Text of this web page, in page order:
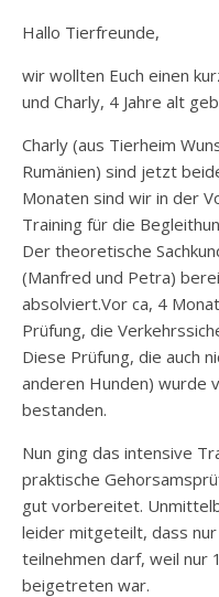
Hallo Tierfreunde,
wir wollten Euch einen
und Charly, 4 Jahre alt
Charly (aus Tierheim
Rumänien) sind jetzt
Monaten sind wir in der
Training für die
Der theoretische
(Manfred und Petra)
absolviert.Vor ca, 4
Prüfung, die
Diese Prüfung, die auch
anderen Hunden) wurde
bestanden.
Nun ging das intensive
praktische
gut vorbereitet.
leider mitgeteilt, dass
teilnehmen darf, weil nur
beigetreten war.